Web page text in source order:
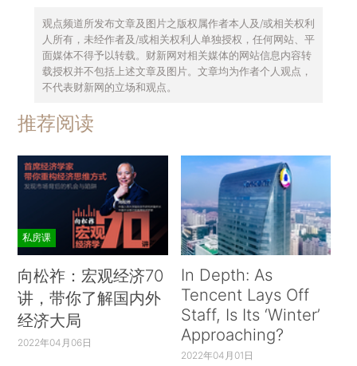
观点频道所发布文章及图片之版权属作者本人及/或相关权利
人所有，未经作者及/或相关权利人单独授权，任何网站、平
面媒体不得予以转载。财新网对相关媒体的网站信息内容转
载授权并不包括上述文章及图片。文章均为作者个人观点，
不代表财新网的立场和观点。
推荐阅读
私房课
向松祚：宏观经济70
讲，带你了解国内外
经济大局
2022年04月06日
In Depth: As
Tencent Lays Off
Staff, Is Its ‘Winter’
Approaching?
2022年04月01日